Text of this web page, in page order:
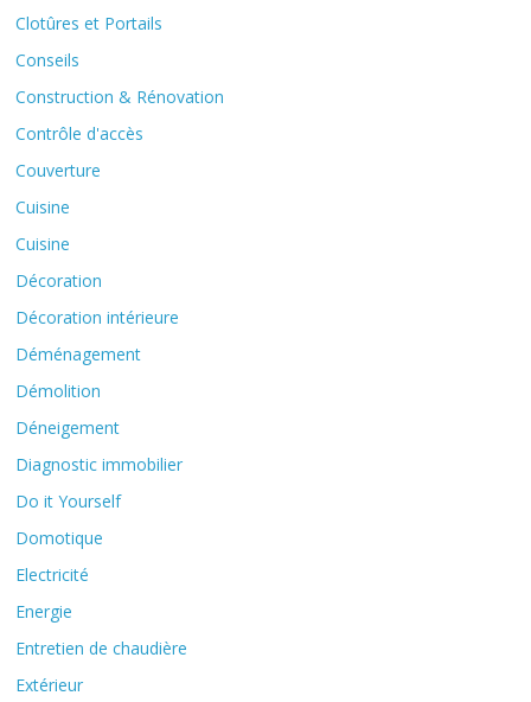
Clotûres et Portails
Conseils
Construction & Rénovation
Contrôle d'accès
Couverture
Cuisine
Cuisine
Décoration
Décoration intérieure
Déménagement
Démolition
Déneigement
Diagnostic immobilier
Do it Yourself
Domotique
Electricité
Energie
Entretien de chaudière
Extérieur